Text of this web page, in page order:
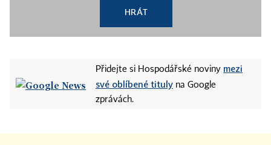
HRÁT
Přidejte si Hospodářské noviny mezi
své oblíbené tituly na Google
zprávách.